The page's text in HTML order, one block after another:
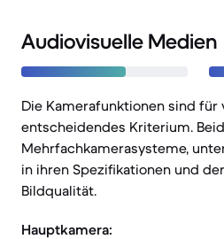
Audiovisuelle Medien
Die Kamerafunktionen sind für
entscheidendes Kriterium.
Mehrfachkamerasysteme,
in ihren Spezifikationen und
Bildqualität.
Hauptkamera: